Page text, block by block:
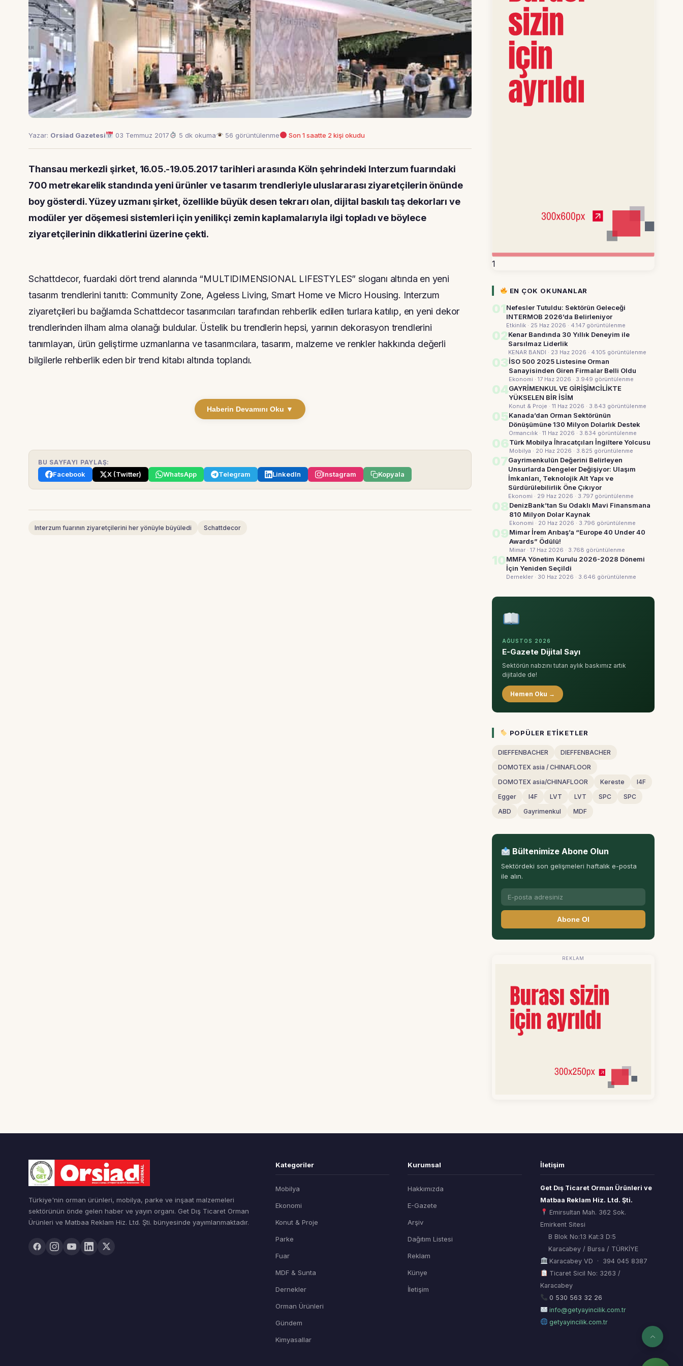
Yazar: Orsiad Gazetesi 03 Temmuz 2017 5 dk okuma 56 görüntülenme Son 1 saatte 2 kişi okudu
Thansau merkezli şirket, 16.05.-19.05.2017 tarihleri arasında Köln şehrindeki Interzum fuarındaki
700 metrekarelik standında yeni ürünler ve tasarım trendleriyle uluslararası ziyaretçilerin önünde
boy gösterdi. Yüzey uzmanı şirket, özellikle büyük desen tekrarı olan, dijital baskılı taş dekorları ve
modüler yer döşemesi sistemleri için yenilikçi zemin kaplamalarıyla ilgi topladı ve böylece
ziyaretçilerinin dikkatlerini üzerine çekti.
Schattdecor, fuardaki dört trend alanında “MULTIDIMENSIONAL LIFESTYLES” sloganı altında en yeni
tasarım trendlerini tanıttı: Community Zone, Ageless Living, Smart Home ve Micro Housing. Interzum
ziyaretçileri bu bağlamda Schattdecor tasarımcıları tarafından rehberlik edilen turlara katılıp, en yeni dekor
trendlerinden ilham alma olanağı buldular. Üstelik bu trendlerin hepsi, yarının dekorasyon trendlerini
tanımlayan, ürün geliştirme uzmanlarına ve tasarımcılara, tasarım, malzeme ve renkler hakkında değerli
bilgilerle rehberlik eden bir trend kitabı altında toplandı.
Haberin Devamını Oku ▼
BU SAYFAYI PAYLAŞ:
Facebook X (Twitter) WhatsApp Telegram LinkedIn Instagram Kopyala
Interzum fuarının ziyaretçilerini her yönüyle büyüledi Schattdecor
1
EN ÇOK OKUNANLAR
01Nefesler Tutuldu: Sektörün Geleceği
INTERMOB 2026’da Belirleniyor
Etkinlik · 25 Haz 2026 · 4.147 görüntülenme
02Kenar Bandında 30 Yıllık Deneyim ile
Sarsılmaz Liderlik
KENAR BANDI · 23 Haz 2026 · 4.105 görüntülenme
03İSO 500 2025 Listesine Orman
Sanayisinden Giren Firmalar Belli Oldu
Ekonomi · 17 Haz 2026 · 3.949 görüntülenme
04GAYRİMENKUL VE GİRİŞİMCİLİKTE
YÜKSELEN BİR İSİM
Konut & Proje · 11 Haz 2026 · 3.843 görüntülenme
05Kanada’dan Orman Sektörünün
Dönüşümüne 130 Milyon Dolarlık Destek
Ormancılık · 11 Haz 2026 · 3.834 görüntülenme
06Türk Mobilya İhracatçıları İngiltere Yolcusu
Mobilya · 20 Haz 2026 · 3.825 görüntülenme
07Gayrimenkulün Değerini Belirleyen
Unsurlarda Dengeler Değişiyor: Ulaşım
İmkanları, Teknolojik Alt Yapı ve
Sürdürülebilirlik Öne Çıkıyor
Ekonomi · 29 Haz 2026 · 3.797 görüntülenme
08DenizBank’tan Su Odaklı Mavi Finansmana
810 Milyon Dolar Kaynak
Ekonomi · 20 Haz 2026 · 3.796 görüntülenme
09Mimar İrem Arıbaş’a “Europe 40 Under 40
Awards” Ödülü!
Mimar · 17 Haz 2026 · 3.768 görüntülenme
10MMFA Yönetim Kurulu 2026-2028 Dönemi
İçin Yeniden Seçildi
Dernekler · 30 Haz 2026 · 3.646 görüntülenme
AĞUSTOS 2026
E-Gazete Dijital Sayı
Sektörün nabzını tutan aylık baskımız artık
dijitalde de!
Hemen Oku →
POPÜLER ETIKETLER
DIEFFENBACHER
DIEFFENBACHER
DOMOTEX asia / CHINAFLOOR
DOMOTEX asia/CHINAFLOOR
Kereste
I4F
Egger
I4F LVT LVT SPC
SPC
ABD
Gayrimenkul MDF
Bültenimize Abone Olun
Sektördeki son gelişmeleri haftalık e-posta
ile alın.
Abone Ol
REKLAM
Türkiye'nin orman ürünleri, mobilya, parke ve inşaat malzemeleri
sektörünün önde gelen haber ve yayın organı. Get Dış Ticaret Orman
Ürünleri ve Matbaa Reklam Hiz. Ltd. Şti. bünyesinde yayımlanmaktadır.
Kategoriler
Mobilya
Ekonomi
Konut & Proje
Parke
Fuar
MDF & Sunta
Dernekler
Orman Ürünleri
Gündem
Kimyasallar
Kurumsal
Hakkımızda
E-Gazete
Arşiv
Dağıtım Listesi
Reklam
Künye
İletişim
İletişim
Get Dış Ticaret Orman Ürünleri ve
Matbaa Reklam Hiz. Ltd. Şti.
Emirsultan Mah. 362 Sok.
Emirkent Sitesi
B Blok No:13 Kat:3 D:5
Karacabey / Bursa / TÜRKİYE
Karacabey VD · 394 045 8387
Ticaret Sicil No: 3263 /
Karacabey
0 530 563 32 26
info@getyayincilik.com.tr
getyayincilik.com.tr
ORSİAD AI
Sektörel Hafıza Asistanı